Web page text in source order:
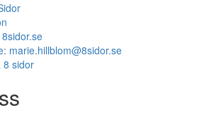
marie.hillblom@8sidor.se
8 sidor